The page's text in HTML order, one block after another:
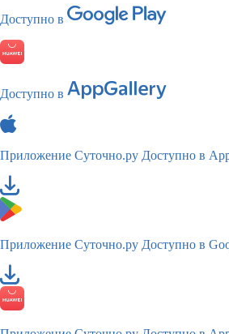
Доступно в
Доступно в
Приложение Суточно.ру Доступно в
Приложение Суточно.ру Доступно в